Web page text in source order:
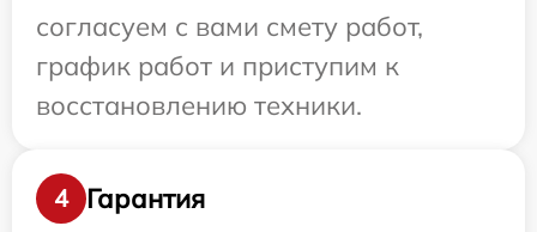
согласуем с вами смету работ,
график работ и приступим к
восстановлению техники.
4
Гарантия